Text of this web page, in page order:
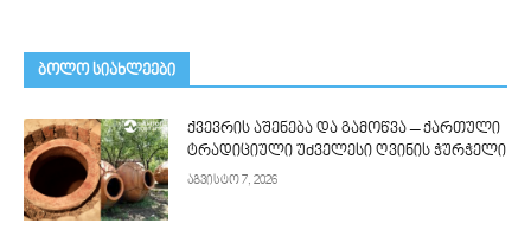
ᲑᲝᲚᲝ ᲡᲘᲐᲮᲚᲔᲔᲑᲘ
ქვევრის აშენება და გამოწვა – ქართული
ტრადიციული უძველესი ღვინის ჭურჭელი
აგვისტო 7, 2026